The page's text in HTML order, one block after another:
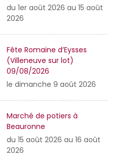
du 1er août 2026 au 15 août
2026
Fête Romaine d’Eysses
(Villeneuve sur lot)
09/08/2026
le dimanche 9 août 2026
Marché de potiers à
Beauronne
du 15 août 2026 au 16 août
2026